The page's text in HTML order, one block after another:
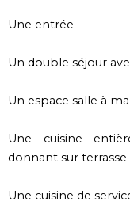
Une entrée
Un double séjour
Un espace salle à
Une cuisine
donnant sur terrasse
Une cuisine de